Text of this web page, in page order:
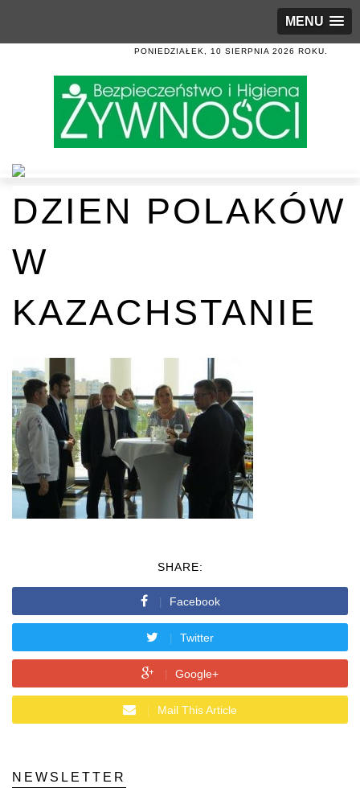
MENU
PONIEDZIAŁEK, 10 SIERPNIA 2026 ROKU.
DZIEN POLAKÓW
W
KAZACHSTANIE
SHARE:
Facebook
Twitter
Google+
Mail This Article
NEWSLETTER